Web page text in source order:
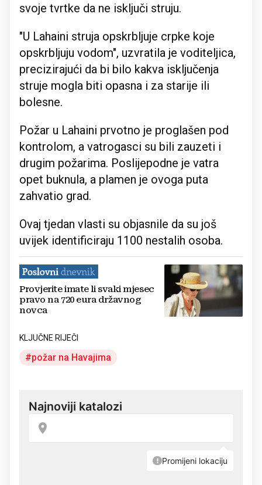
svoje tvrtke da ne isključi struju.
"U Lahaini struja opskrbljuje crpke koje
opskrbljuju vodom", uzvratila je voditeljica,
precizirajući da bi bilo kakva isključenja
struje mogla biti opasna i za starije ili
bolesne.
Požar u Lahaini prvotno je proglašen pod
kontrolom, a vatrogasci su bili zauzeti i
drugim požarima. Poslijepodne je vatra
opet buknula, a plamen je ovoga puta
zahvatio grad.
Ovaj tjedan vlasti su objasnile da su još
uvijek identificiraju 1100 nestalih osoba.
Provjerite imate li svaki mjesec
pravo na 720 eura državnog
novca
KLJUČNE RIJEČI
požar na Havajima